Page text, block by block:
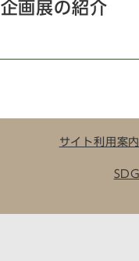
企画展の紹介
サイト利用案内